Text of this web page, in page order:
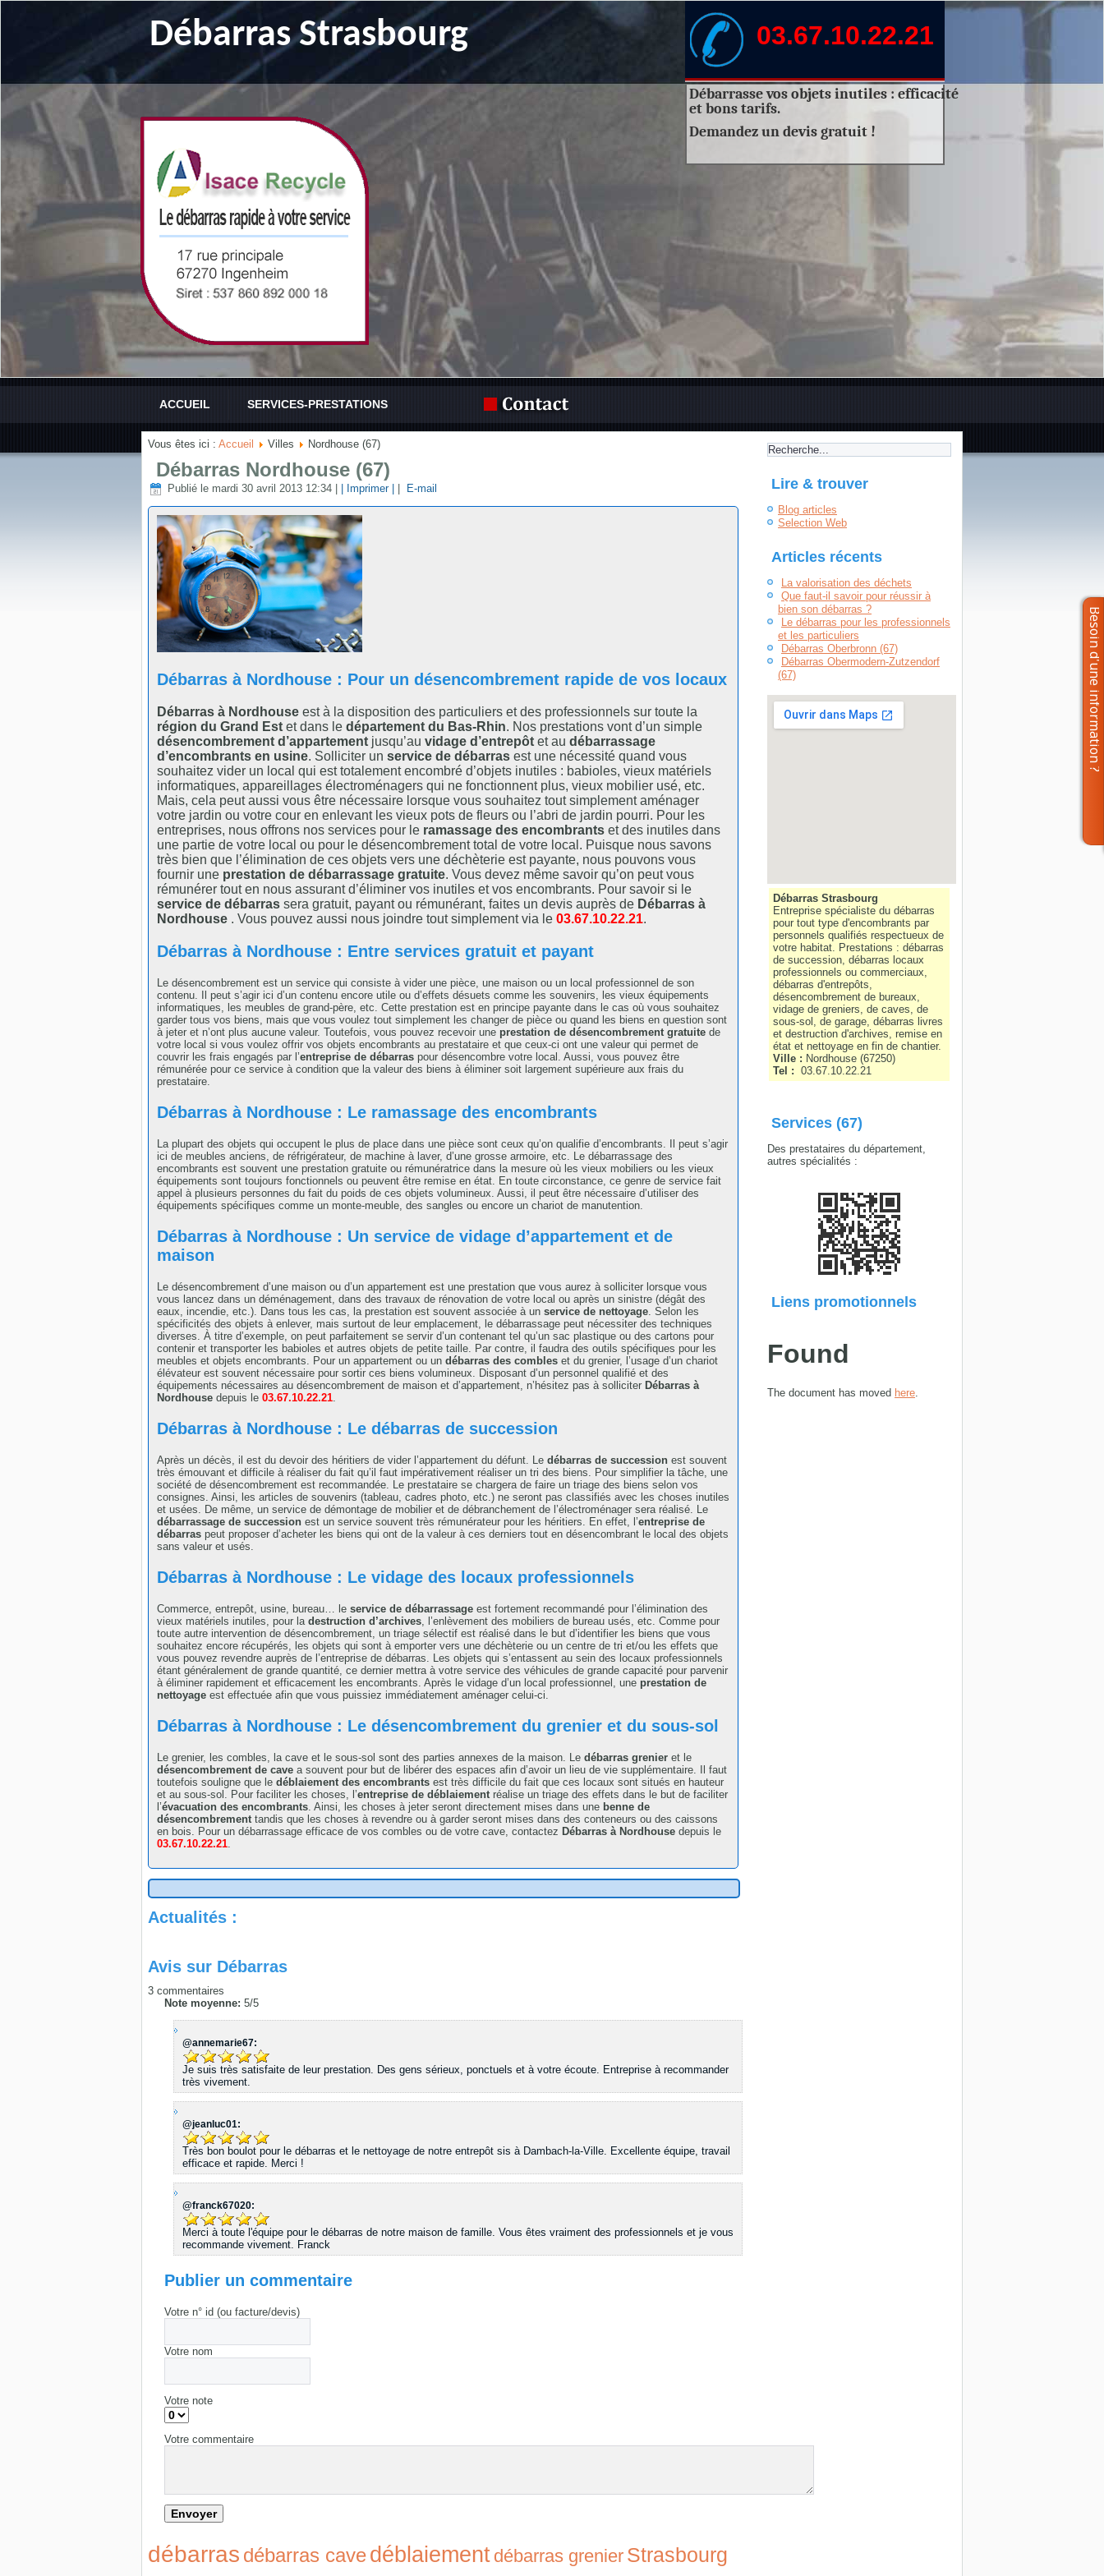
Débarrasse vos objets inutiles : efficacité
et bons tarifs.
Demandez undevis gratuit !
Débarras Strasbourg 03.67.10.22.21
ACCUEIL SERVICES-PRESTATIONS
Vous êtes ici : Accueil Villes Nordhouse (67)
Débarras Nordhouse (67)
Publié le mardi 30 avril 2013 12:34 | Imprimer | E-mail
Débarras à Nordhouse : Pour un désencombrement rapide de vos locaux
Débarras à Nordhouse est à la disposition des particuliers et des professionnels sur toute la
région du Grand Est et dans le département du Bas-Rhin. Nos prestations vont d’un simple
désencombrement d’appartement jusqu’au vidage d’entrepôt et au débarrassage
d’encombrants en usine. Solliciter un service de débarras est une nécessité quand vous
souhaitez vider un local qui est totalement encombré d’objets inutiles : babioles, vieux matériels
informatiques, appareillages électroménagers qui ne fonctionnent plus, vieux mobilier usé, etc.
Mais, cela peut aussi vous être nécessaire lorsque vous souhaitez tout simplement aménager
votre jardin ou votre cour en enlevant les vieux pots de fleurs ou l’abri de jardin pourri. Pour les
entreprises, nous offrons nos services pour le ramassage des encombrants et des inutiles dans
une partie de votre local ou pour le désencombrement total de votre local. Puisque nous savons
très bien que l’élimination de ces objets vers une déchèterie est payante, nous pouvons vous
fournir une prestation de débarrassage gratuite. Vous devez même savoir qu’on peut vous
rémunérer tout en nous assurant d’éliminer vos inutiles et vos encombrants. Pour savoir si le
service de débarras sera gratuit, payant ou rémunérant, faites un devis auprès de Débarras à
Nordhouse . Vous pouvez aussi nous joindre tout simplement via le 03.67.10.22.21.
Débarras à Nordhouse : Entre services gratuit et payant
Le désencombrement est un service qui consiste à vider une pièce, une maison ou un local professionnel de son
contenu. Il peut s’agir ici d’un contenu encore utile ou d’effets désuets comme les souvenirs, les vieux équipements
informatiques, les meubles de grand-père, etc. Cette prestation est en principe payante dans le cas où vous souhaitez
garder tous vos biens, mais que vous voulez tout simplement les changer de pièce ou quand les biens en question sont
à jeter et n’ont plus aucune valeur. Toutefois, vous pouvez recevoir une prestation de désencombrement gratuite de
votre local si vous voulez offrir vos objets encombrants au prestataire et que ceux-ci ont une valeur qui permet de
couvrir les frais engagés par l’entreprise de débarras pour désencombre votre local. Aussi, vous pouvez être
rémunérée pour ce service à condition que la valeur des biens à éliminer soit largement supérieure aux frais du
prestataire.
Débarras à Nordhouse : Le ramassage des encombrants
La plupart des objets qui occupent le plus de place dans une pièce sont ceux qu’on qualifie d’encombrants. Il peut s’agir
ici de meubles anciens, de réfrigérateur, de machine à laver, d’une grosse armoire, etc. Le débarrassage des
encombrants est souvent une prestation gratuite ou rémunératrice dans la mesure où les vieux mobiliers ou les vieux
équipements sont toujours fonctionnels ou peuvent être remise en état. En toute circonstance, ce genre de service fait
appel à plusieurs personnes du fait du poids de ces objets volumineux. Aussi, il peut être nécessaire d’utiliser des
équipements spécifiques comme un monte-meuble, des sangles ou encore un chariot de manutention.
Débarras à Nordhouse : Un service de vidage d’appartement et de
maison
Le désencombrement d’une maison ou d’un appartement est une prestation que vous aurez à solliciter lorsque vous
vous lancez dans un déménagement, dans des travaux de rénovation de votre local ou après un sinistre (dégât des
eaux, incendie, etc.). Dans tous les cas, la prestation est souvent associée à un service de nettoyage. Selon les
spécificités des objets à enlever, mais surtout de leur emplacement, le débarrassage peut nécessiter des techniques
diverses. À titre d’exemple, on peut parfaitement se servir d’un contenant tel qu’un sac plastique ou des cartons pour
contenir et transporter les babioles et autres objets de petite taille. Par contre, il faudra des outils spécifiques pour les
meubles et objets encombrants. Pour un appartement ou un débarras des combles et du grenier, l’usage d’un chariot
élévateur est souvent nécessaire pour sortir ces biens volumineux. Disposant d’un personnel qualifié et des
équipements nécessaires au désencombrement de maison et d’appartement, n’hésitez pas à solliciter Débarras à
Nordhouse depuis le 03.67.10.22.21.
Débarras à Nordhouse : Le débarras de succession
Après un décès, il est du devoir des héritiers de vider l’appartement du défunt. Le débarras de succession est souvent
très émouvant et difficile à réaliser du fait qu’il faut impérativement réaliser un tri des biens. Pour simplifier la tâche, une
société de désencombrement est recommandée. Le prestataire se chargera de faire un triage des biens selon vos
consignes. Ainsi, les articles de souvenirs (tableau, cadres photo, etc.) ne seront pas classifiés avec les choses inutiles
et usées. De même, un service de démontage de mobilier et de débranchement de l’électroménager sera réalisé. Le
débarrassage de succession est un service souvent très rémunérateur pour les héritiers. En effet, l’entreprise de
débarras peut proposer d’acheter les biens qui ont de la valeur à ces derniers tout en désencombrant le local des objets
sans valeur et usés.
Débarras à Nordhouse : Le vidage des locaux professionnels
Commerce, entrepôt, usine, bureau… le service de débarrassage est fortement recommandé pour l’élimination des
vieux matériels inutiles, pour la destruction d’archives, l’enlèvement des mobiliers de bureau usés, etc. Comme pour
toute autre intervention de désencombrement, un triage sélectif est réalisé dans le but d’identifier les biens que vous
souhaitez encore récupérés, les objets qui sont à emporter vers une déchèterie ou un centre de tri et/ou les effets que
vous pouvez revendre auprès de l’entreprise de débarras. Les objets qui s’entassent au sein des locaux professionnels
étant généralement de grande quantité, ce dernier mettra à votre service des véhicules de grande capacité pour parvenir
à éliminer rapidement et efficacement les encombrants. Après le vidage d’un local professionnel, une prestation de
nettoyage est effectuée afin que vous puissiez immédiatement aménager celui-ci.
Débarras à Nordhouse : Le désencombrement du grenier et du sous-sol
Le grenier, les combles, la cave et le sous-sol sont des parties annexes de la maison. Le débarras grenier et le
désencombrement de cave a souvent pour but de libérer des espaces afin d’avoir un lieu de vie supplémentaire. Il faut
toutefois souligne que le déblaiement des encombrants est très difficile du fait que ces locaux sont situés en hauteur
et au sous-sol. Pour faciliter les choses, l’entreprise de déblaiementréalise un triage des effets dans le but de faciliter
l’évacuation des encombrants. Ainsi, les choses à jeter seront directement mises dans une benne de
désencombrementtandis que les choses à revendre ou à garder seront mises dans des conteneurs ou des caissons
en bois. Pour un débarrassage efficace de vos combles ou de votre cave, contactez Débarras à Nordhouse depuis le
03.67.10.22.21.
Actualités :
Avis sur Débarras
3 commentaires
Note moyenne: 5/5
@annemarie67:
Je suis très satisfaite de leur prestation. Des gens sérieux, ponctuels et à votre écoute. Entreprise à recommander
très vivement.
@jeanluc01:
Très bon boulot pour le débarras et le nettoyage de notre entrepôt sis à Dambach-la-Ville. Excellente équipe, travail
efficace et rapide. Merci !
@franck67020:
Merci à toute l'équipe pour le débarras de notre maison de famille. Vous êtes vraiment des professionnels et je vous
recommande vivement. Franck
Publier un commentaire
Votre n° id (ou facture/devis)
Votre nom
Votre note
Votre commentaire
débarras débarras cavedéblaiement débarras grenier Strasbourg
Lire & trouver
Blog articles
Selection Web
Articles récents
La valorisation des déchets
Que faut-il savoir pour réussir à
bien son débarras ?
Le débarras pour les professionnels
et les particuliers
Débarras Oberbronn (67)
Débarras Obermodern-Zutzendorf
(67)
Débarras Strasbourg
Entreprise spécialiste du débarras
pour tout type d'encombrants par
personnels qualifiés respectueux de
votre habitat. Prestations : débarras
de succession, débarras locaux
professionnels ou commerciaux,
débarras d'entrepôts,
désencombrement de bureaux,
vidage de greniers, de caves, de
sous-sol, de garage, débarras livres
et destruction d'archives, remise en
état et nettoyage en fin de chantier.
Ville : Nordhouse (67250)
Tel : 03.67.10.22.21
Services (67)
Des prestataires du département,
autres spécialités :
Liens promotionnels
Found
The document has moved here.